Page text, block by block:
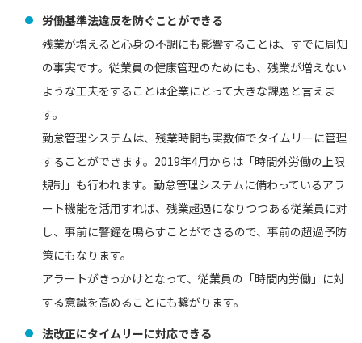
労働基準法違反を防ぐことができる
残業が増えると心身の不調にも影響することは、すでに周知
の事実です。従業員の健康管理のためにも、残業が増えない
ような工夫をすることは企業にとって大きな課題と言えま
す。
勤怠管理システムは、残業時間も実数値でタイムリーに管理
することができます。2019年4月からは「時間外労働の上限
規制」も行われます。勤怠管理システムに備わっているアラ
ート機能を活用すれば、残業超過になりつつある従業員に対
し、事前に警鐘を鳴らすことができるので、事前の超過予防
策にもなります。
アラートがきっかけとなって、従業員の「時間内労働」に対
する意識を高めることにも繋がります。
法改正にタイムリーに対応できる